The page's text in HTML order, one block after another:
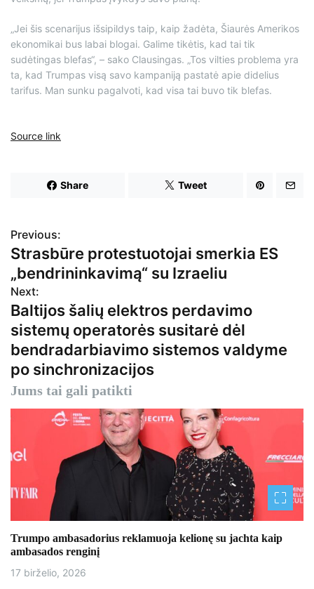
„Jei šis scenarijus išsipildys taip, kaip žadėta, Šiaurės Amerikos
ekonomikai bus labai blogai. Galime tikėtis, kad tai tik
sudėtingas blefas“, – sako Clausingas. „Tos vilties problema yra
ta, kad Trumpas visą savo kampaniją pastatė apie didelius
tarifus. Man sunku pagalvoti, kad visa tai buvo tik blefas.
Source link
Share Tweet
N
a
v
i
g
a
c
i
j
a
r
Previous:
Strasbūre protestuotojai smerkia ES
„bendrininkavimą“ su Izraeliu
Next:
Baltijos šalių elektros perdavimo
sistemų operatorės susitarė dėl
bendradarbiavimo sistemos valdyme
po sinchronizacijos
Jums tai gali patikti
Trumpo ambasadorius reklamuoja kelionę su jachta kaip
ambasados ​​renginį
17 birželio, 2026